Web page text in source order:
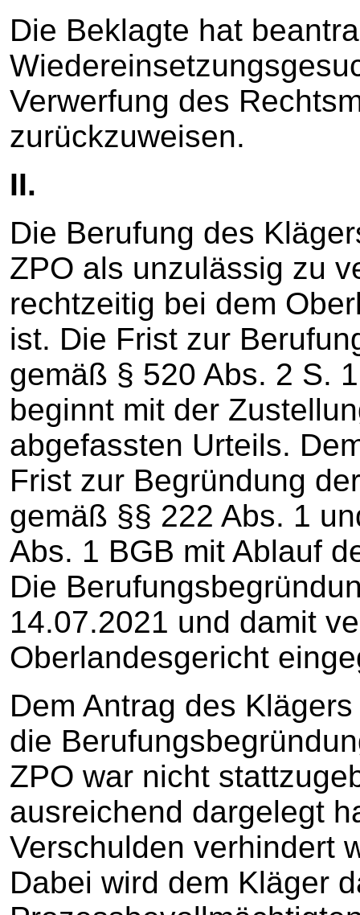
Die Beklagte hat
Verwerfung des
zurückzuweisen.
II.
Die Berufung des
ZPO als unzulässig zu
rechtzeitig bei dem
ist. Die Frist zur
gemäß § 520 Abs. 2 S.
beginnt mit der
abgefassten Urteils.
Frist zur Begründung
gemäß §§ 222 Abs. 1
Abs. 1 BGB mit Ablauf
Die
14.07.2021 und damit
Oberlandesgericht
Dem Antrag des
die
ZPO war nicht
ausreichend dargelegt
Verschulden verhindert
Dabei wird dem Kläger